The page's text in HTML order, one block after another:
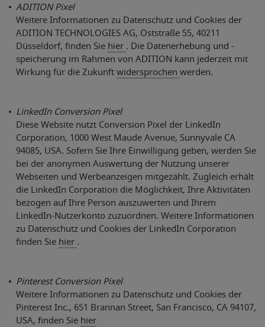
ADITION Pixel
Weitere Informationen zu Datenschutz und Cookies der
ADITION TECHNOLOGIES AG, Oststraße 55, 40211
Düsseldorf, finden Sie hier . Die Datenerhebung und -
speicherung im Rahmen von ADITION kann jederzeit mit
Wirkung für die Zukunftwidersprochen werden.
LinkedIn Conversion Pixel
Diese Website nutzt Conversion Pixel der LinkedIn
Corporation, 1000 West Maude Avenue, Sunnyvale CA
94085, USA. Sofern Sie Ihre Einwilligung geben, werden Sie
bei der anonymen Auswertung der Nutzung unserer
Webseiten und Werbeanzeigen mitgezählt. Zugleich erhält
die LinkedIn Corporation die Möglichkeit, Ihre Aktivitäten
bezogen auf Ihre Person auszuwerten und Ihrem
LinkedIn-Nutzerkonto zuzuordnen. Weitere Informationen
zu Datenschutz und Cookies der LinkedIn Corporation
finden Sie hier .
Pinterest Conversion Pixel
Weitere Informationen zu Datenschutz und Cookies der
Pinterest Inc., 651 Brannan Street, San Francisco, CA 94107,
USA, finden Sie hier